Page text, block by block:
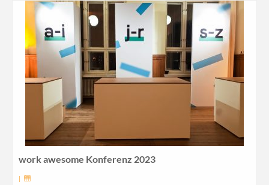
work awesome Konferenz 2023
|